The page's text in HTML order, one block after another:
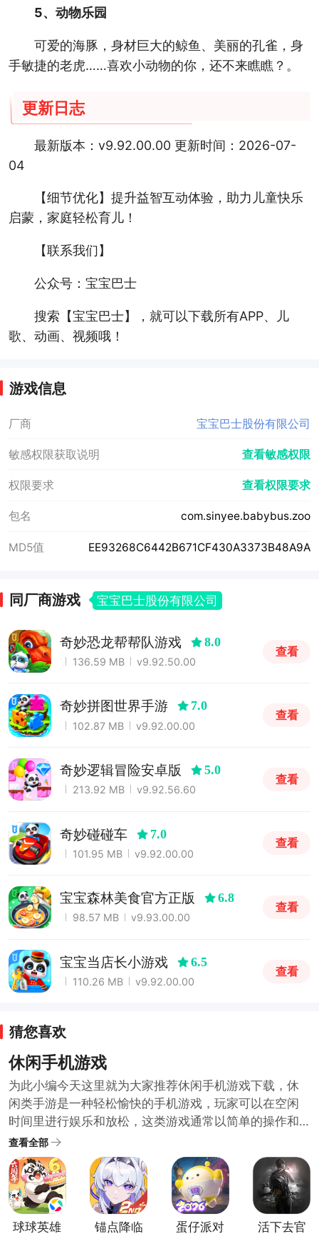
5、动物乐园
可爱的海豚，身材巨大的鲸鱼、美丽的孔雀，身
手敏捷的老虎……喜欢小动物的你，还不来瞧瞧？。
更新日志
最新版本：v9.92.00.00 更新时间：2026-07-
04
【细节优化】提升益智互动体验，助力儿童快乐
启蒙，家庭轻松育儿！
【联系我们】
公众号：宝宝巴士
搜索【宝宝巴士】，就可以下载所有APP、儿
歌、动画、视频哦！
游戏信息
厂商 宝宝巴士股份有限公司
敏感权限获取说明 查看敏感权限
权限要求 查看权限要求
包名 com.sinyee.babybus.zoo
MD5值 EE93268C6442B671CF430A3373B48A9A
同厂商游戏 宝宝巴士股份有限公司
奇妙恐龙帮帮队游戏 8.0
136.59 MB v9.92.50.00
查看
奇妙拼图世界手游 7.0
102.87 MB v9.92.00.00
查看
奇妙逻辑冒险安卓版 5.0
213.92 MB v9.92.56.60
查看
奇妙碰碰车 7.0
101.95 MB v9.92.00.00
查看
宝宝森林美食官方正版 6.8
98.57 MB v9.93.00.00
查看
宝宝当店长小游戏 6.5
110.26 MB v9.92.00.00
查看
猜您喜欢
休闲手机游戏
为此小编今天这里就为大家推荐休闲手机游戏下载，休
闲类手游是一种轻松愉快的手机游戏，玩家可以在空闲
时间里进行娱乐和放松，这类游戏通常以简单的操作和
可爱的图形设计为特点，让玩家能够轻松上手并享受游
戏过程，例如，一些经典的休闲类手游包括消除类游
戏、跳跃类游戏、解谜类游戏等，无需太多思考或投入
精力，休闲类手游可以帮助玩家放松身心，缓解压力。
感兴趣的臭宝宝们可以来下载一款试一试哦~
查看全部
球球英雄 锚点降临 蛋仔派对 活下去官